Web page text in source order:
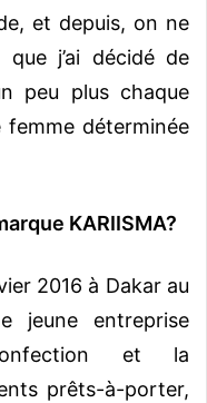
et depuis, on ne
j’ai décidé de
peu plus chaque
femme déterminée
KARIISMA?
2016 à Dakar au
jeune entreprise
et la
prêts-à-porter,